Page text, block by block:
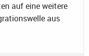
auf eine weitere
aus